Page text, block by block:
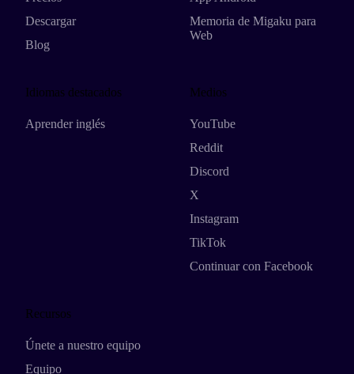
Descargar
Blog
Memoria de Migaku para
Web
Idiomas destacados
Aprender inglés
Medios
YouTube
Reddit
Discord
X
Instagram
TikTok
Continuar con Facebook
Recursos
Únete a nuestro equipo
Equipo